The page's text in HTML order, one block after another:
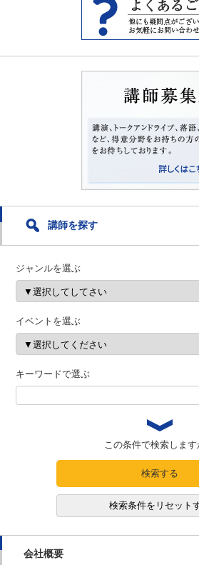
講師を探す
ジャンルを選ぶ
イベントを選ぶ
キーワードで選ぶ
この条件で検索します
検索する
検索条件をリセット
会社概要